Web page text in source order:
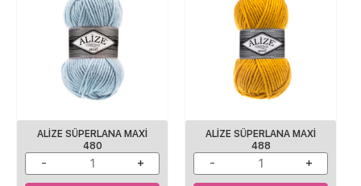
ALİZE SÜPERLANA MAXİ
480
ALİZE SÜPERLANA MAXİ
488